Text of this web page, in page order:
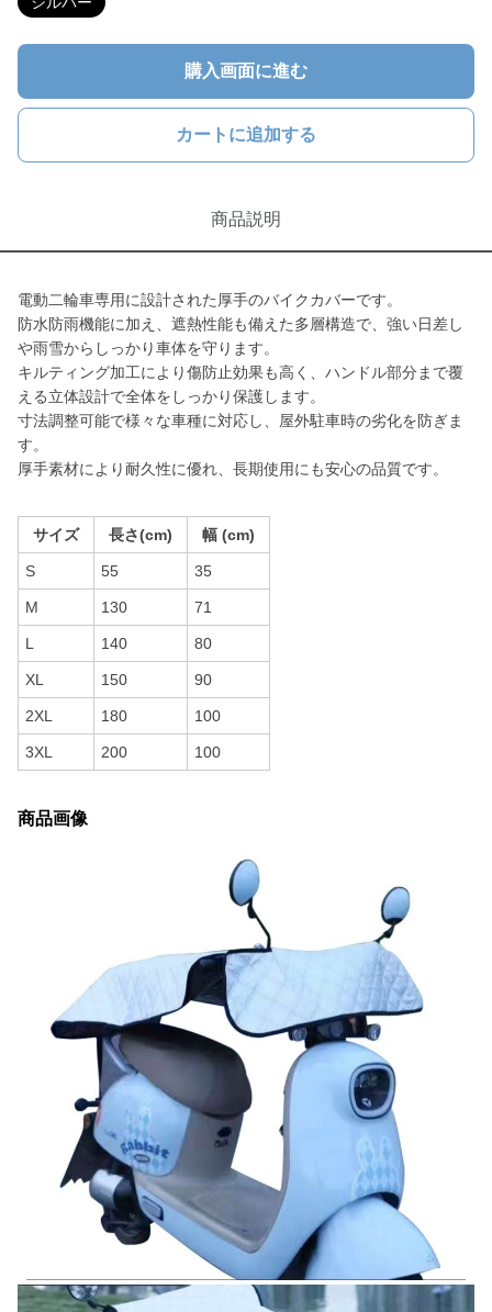
購入画面に進む
カートに追加する
商品説明
電動二輪車専用に設計された厚手のバイクカバーです。
防水防雨機能に加え、遮熱性能も備えた多層構造で、強い日差し
や雨雪からしっかり車体を守ります。
キルティング加工により傷防止効果も高く、ハンドル部分まで覆
える立体設計で全体をしっかり保護します。
寸法調整可能で様々な車種に対応し、屋外駐車時の劣化を防ぎま
す。
厚手素材により耐久性に優れ、長期使用にも安心の品質です。
サイズ 長さ(cm) 幅 (cm)
S 55 35
M 130 71
L 140 80
XL 150 90
2XL 180 100
3XL 200 100
商品画像